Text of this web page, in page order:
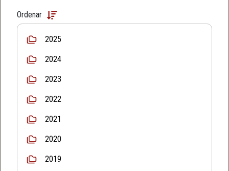
Ordenar
2025
2024
2023
2022
2021
2020
2019